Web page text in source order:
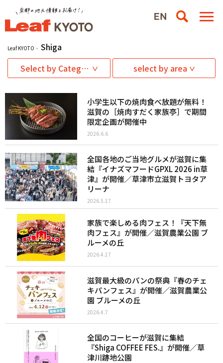
Leaf KYOTO
Shiga
Select by Category
select by area
小学生以下の焼肉食べ放題が無料！
滋賀の［焼肉すだく家族亭］で期間
限定企画が開催中
2026.6.6
全国各地のご当地グルメが滋賀に集
結『イナズマフードGPXL 2026 in草
津』が開催／草津市立滋賀トヨタア
リーナ
2026.5.17
家族で楽しめる肉フェス！『天下無
肉フェス』が開催／滋賀農業公園 ブ
ルーメの丘
2026.4.17
滋賀最大級のパンの祭典『春のチェ
キパンフェス』が開催／滋賀農業公
園 ブルーメの丘
2026.4.7
全国のコーヒーが滋賀に集結
『Shiga COFFEE FES.』が開催／草
津川跡地公園